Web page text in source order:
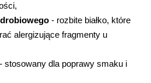
- rozbite białko, które
alergizujące fragmenty u
stosowany dla poprawy smaku i